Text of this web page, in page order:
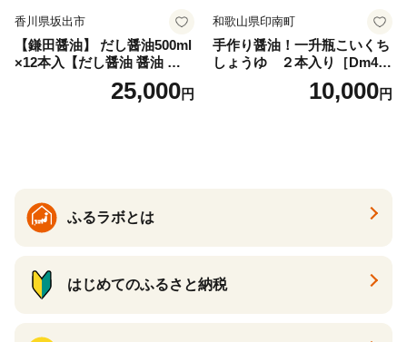
香川県坂出市
【鎌田醤油】 だし醤油500ml
×12本入【だし醤油 醤油 人気
おすすめ 人気だし醤油 出汁
25,000円
和歌山県印南町
手作り醤油！一升瓶こいくち
しょうゆ ２本入り［Dm4］
｜手作り 醤油 和歌山県 印南
町 一升瓶 こいくちしょうゆ
10,000円
ふるラボとは
はじめてのふるさと納税